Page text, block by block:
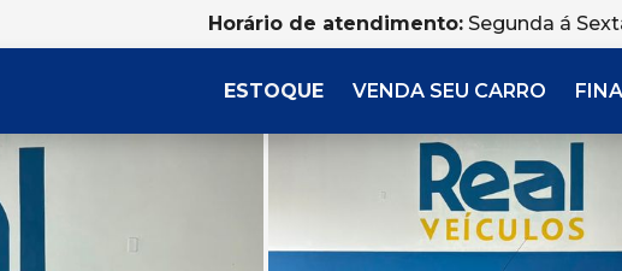
Horário de atendimento: Segunda á
ESTOQUE VENDA SEU CARRO